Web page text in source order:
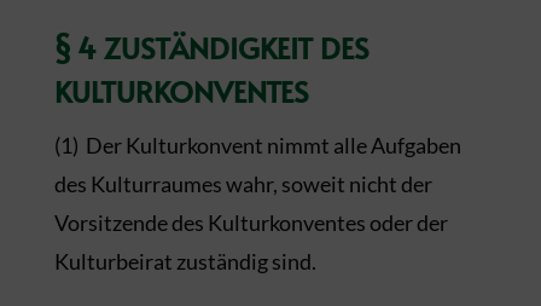
§ 4 ZUSTÄNDIGKEIT DES
KULTURKONVENTES
(1) Der Kulturkonvent nimmt alle Aufgaben
des Kulturraumes wahr, soweit nicht der
Vorsitzende des Kulturkonventes oder der
Kulturbeirat zuständig sind.